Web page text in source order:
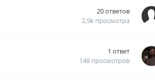
20ответов
2,9k просмотра
1 ответ
148 просмотров